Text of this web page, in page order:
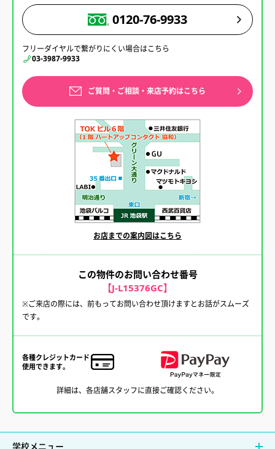
0120-76-9933
フリーダイヤルで繋がりにくい場合はこちら
03-3987-9933
ご質問・ご相談・来店予約はこちら
お店までの案内図はこちら
この物件のお問い合わせ番号
【J-L15376GC】
※ご来店の際には、前もってお問い合わせ頂けますとお話がスムーズ
です。
各種クレジットカード
使用できます。
詳細は、各店舗スタッフに直接ご確認ください。
学校メニュー